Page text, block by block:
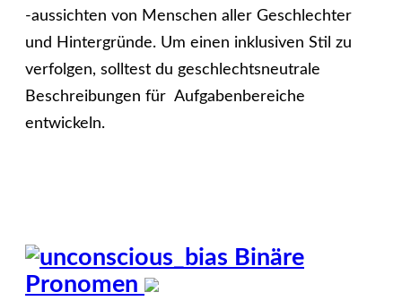
-aussichten von Menschen aller Geschlechter
und Hintergründe. Um einen inklusiven Stil zu
verfolgen, solltest du geschlechtsneutrale
Beschreibungen für Aufgabenbereiche
entwickeln.
Binäre
Pronomen